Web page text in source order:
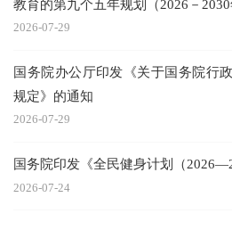
教育的第九个五年规划（2026－2030
2026-07-29
国务院办公厅印发《关于国务院行
规定》的通知
2026-07-29
国务院印发《全民健身计划（
2026-07-24